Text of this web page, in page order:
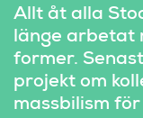
Allt åt alla
länge arbetat
former.
projekt om
massbilism